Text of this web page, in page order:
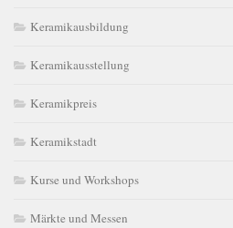
Keramikausbildung
Keramikausstellung
Keramikpreis
Keramikstadt
Kurse und Workshops
Märkte und Messen